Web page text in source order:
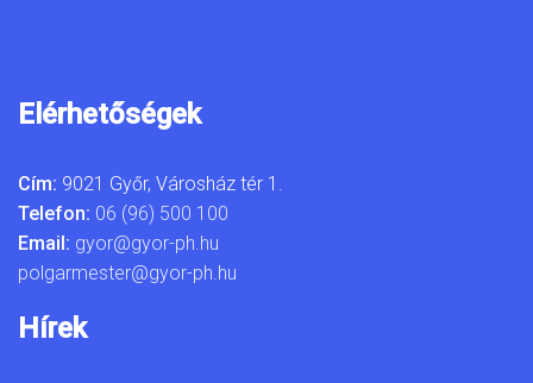
Elérhetőségek
Cím: 9021 Győr, Városház tér 1.
Telefon: 06 (96) 500 100
Email: gyor@gyor-ph.hu
polgarmester@gyor-ph.hu
Hírek